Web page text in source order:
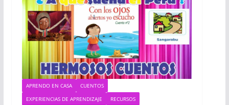
APRENDO EN CASA
CUENTOS
EXPERIENCIAS DE APRENDIZAJE
RECURSOS